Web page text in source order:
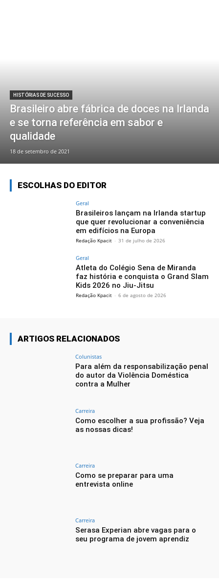
HISTÓRIAS DE SUCESSO
Brasileiro abre fábrica de doces na Irlanda
e se torna referência em sabor e
qualidade
18 de setembro de 2021
ESCOLHAS DO EDITOR
Geral
Brasileiros lançam na Irlanda startup
que quer revolucionar a conveniência
em edifícios na Europa
Redação Kpacit - 31 de julho de 2026
Geral
Atleta do Colégio Sena de Miranda
faz história e conquista o Grand Slam
Kids 2026 no Jiu-Jitsu
Redação Kpacit - 6 de agosto de 2026
ARTIGOS RELACIONADOS
Colunistas
Para além da responsabilização penal
do autor da Violência Doméstica
contra a Mulher
Carreira
Como escolher a sua profissão? Veja
as nossas dicas!
Carreira
Como se preparar para uma
entrevista online
Carreira
Serasa Experian abre vagas para o
seu programa de jovem aprendiz